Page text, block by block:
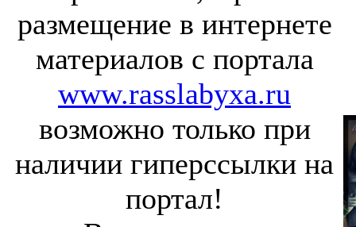
размещение в интернете
материалов с портала
www.rasslabyxa.ru
возможно только при
наличии гиперссылки на
портал!